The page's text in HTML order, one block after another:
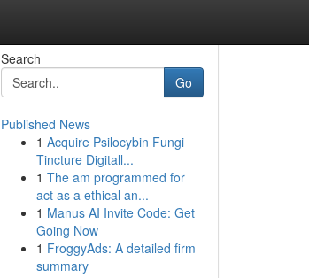
Search
Go
Published News
1 Acquire Psilocybin Fungi
Tincture Digitall...
1 The am programmed for
act as a ethical an...
1 Manus AI Invite Code: Get
Going Now
1 FroggyAds: A detailed firm
summary